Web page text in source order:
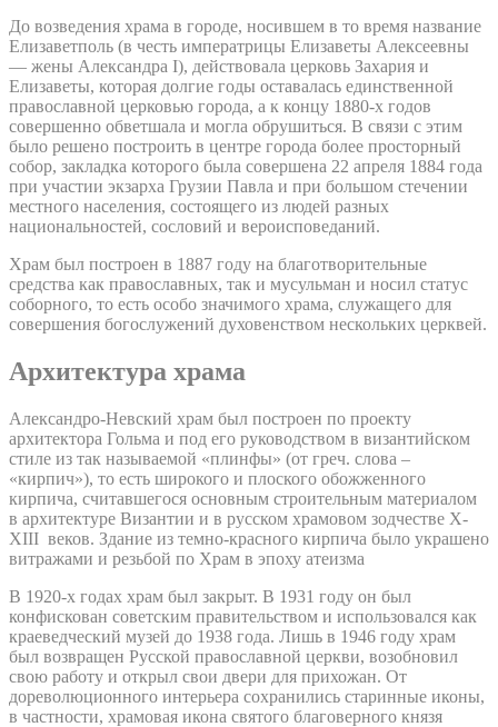
До возведения храма в городе, носившем в то время название
Елизаветполь (в честь императрицы Елизаветы Алексеевны
— жены Александра I), действовала церковь Захария и
Елизаветы, которая долгие годы оставалась единственной
православной церковью города, а к концу 1880-х годов
совершенно обветшала и могла обрушиться. В связи с этим
было решено построить в центре города более просторный
собор, закладка которого была совершена 22 апреля 1884 года
при участии экзарха Грузии Павла и при большом стечении
местного населения, состоящего из людей разных
национальностей, сословий и вероисповеданий.
Храм был построен в 1887 году на благотворительные
средства как православных, так и мусульман и носил статус
соборного, то есть особо значимого храма, служащего для
совершения богослужений духовенством нескольких церквей.
Архитектура храма
Александро-Невский храм был построен по проекту
архитектора Гольма и под его руководством в византийском
стиле из так называемой «плинфы» (от греч. слова –
«кирпич»), то есть широкого и плоского обожженного
кирпича, считавшегося основным строительным материалом
в архитектуре Византии и в русском храмовом зодчестве X-
XIII веков. Здание из темно-красного кирпича было украшено
витражами и резьбой по Храм в эпоху атеизма
В 1920-х годах храм был закрыт. В 1931 году он был
конфискован советским правительством и использовался как
краеведческий музей до 1938 года. Лишь в 1946 году храм
был возвращен Русской православной церкви, возобновил
свою работу и открыл свои двери для прихожан. От
дореволюционного интерьера сохранились старинные иконы,
в частности, храмовая икона святого благоверного князя